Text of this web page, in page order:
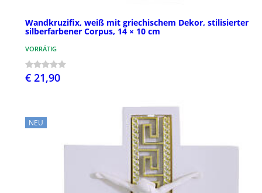
Wandkruzifix, weiß mit griechischem Dekor, stilisierter
silberfarbener Corpus, 14 × 10 cm
VORRÄTIG
€ 21,90
NEU